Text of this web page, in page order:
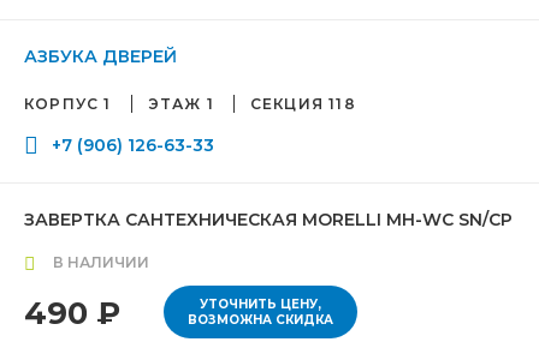
АЗБУКА ДВЕРЕЙ
КОРПУС 1 ЭТАЖ 1 СЕКЦИЯ 118
+7 (906) 126-63-33
ЗАВЕРТКА САНТЕХНИЧЕСКАЯ MORELLI MH-WC SN/CP
В НАЛИЧИИ
490 ₽
УТОЧНИТЬ ЦЕНУ,
ВОЗМОЖНА СКИДКА